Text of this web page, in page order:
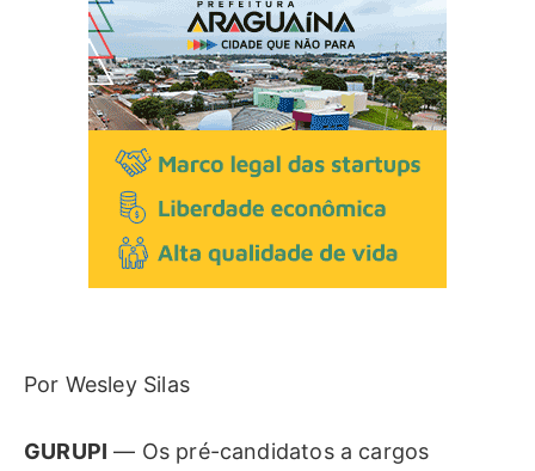
Por Wesley Silas
GURUPI — Os pré-candidatos a cargos